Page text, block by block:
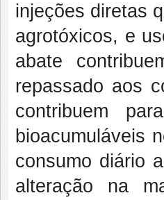
injeções diretas
agrotóxicos, e
abate
repassado aos
contribuem
bioacumuláveis
consumo diário
alteração na